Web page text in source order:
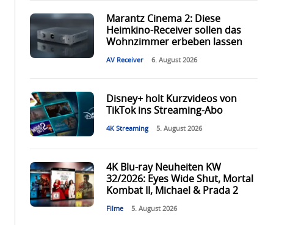
Marantz Cinema 2: Diese
Heimkino-Receiver sollen das
Wohnzimmer erbeben lassen
AV Receiver 6. August 2026
Disney+ holt Kurzvideos von
TikTok ins Streaming-Abo
4K Streaming 5. August 2026
4K Blu-ray Neuheiten KW
32/2026: Eyes Wide Shut, Mortal
Kombat II, Michael & Prada 2
Filme 5. August 2026